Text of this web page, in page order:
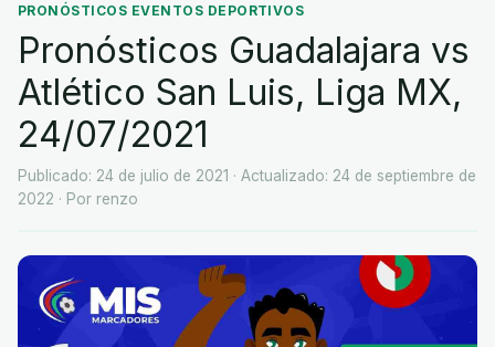
PRONÓSTICOS EVENTOS DEPORTIVOS
Pronósticos Guadalajara vs
Atlético San Luis, Liga MX,
24/07/2021
Publicado: 24 de julio de 2021 · Actualizado: 24 de septiembre de
2022 · Por renzo